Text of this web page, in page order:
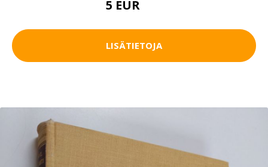
5 EUR
LISÄTIETOJA